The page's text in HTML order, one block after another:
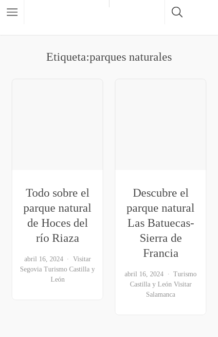
Etiqueta:parques naturales
Todo sobre el
parque natural
de Hoces del
río Riaza
abril 16, 2024
Visitar
Segovia Turismo Castilla y
León
Descubre el
parque natural
Las Batuecas-
Sierra de
Francia
abril 16, 2024
Turismo
Castilla y León Visitar
Salamanca